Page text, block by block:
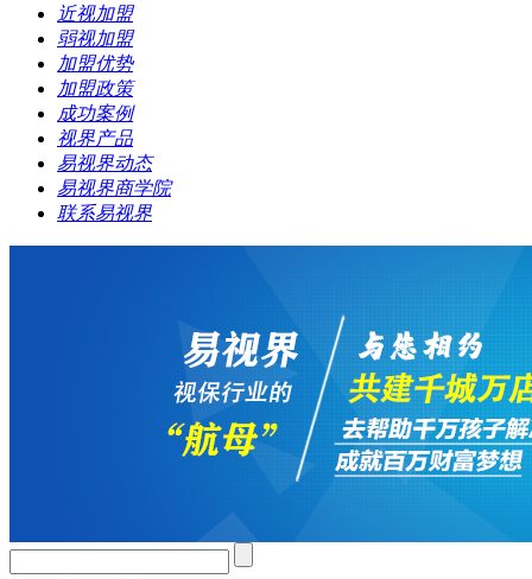
近视加盟
弱视加盟
加盟优势
加盟政策
成功案例
视界产品
易视界动态
易视界商学院
联系易视界